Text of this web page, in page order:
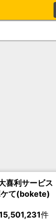
喜利サービス
て(bokete)
件